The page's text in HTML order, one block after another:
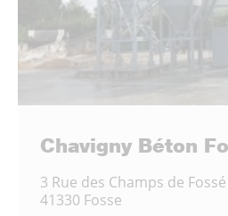
Chavigny Béton
3 Rue des Champs de Fossé
41330 Fosse